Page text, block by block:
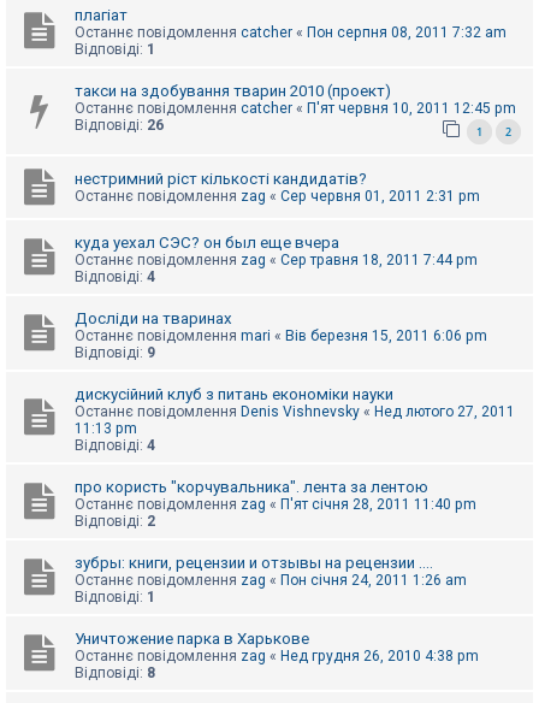
о
о
плагіат
Останнє повідомлення catcher « Пон серпня 08, 2011 7:32 am
Відповіді: 1
такси на здобування тварин 2010 (проект)
Останнє повідомлення catcher « П'ят червня 10, 2011 12:45 pm
Відповіді: 26 1 2
нестримний ріст кількості кандидатів?
Останнє повідомлення zag « Сер червня 01, 2011 2:31 pm
куда уехал СЭС? он был еще вчера
Останнє повідомлення zag « Сер травня 18, 2011 7:44 pm
Відповіді: 4
Досліди на тваринах
Останнє повідомлення mari « Вів березня 15, 2011 6:06 pm
Відповіді: 9
дискусійний клуб з питань економіки науки
Останнє повідомлення Denis Vishnevsky « Нед лютого 27, 2011
11:13 pm
Відповіді: 4
про користь "корчувальника". лента за лентою
Останнє повідомлення zag « П'ят січня 28, 2011 11:40 pm
Відповіді: 2
зубры: книги, рецензии и отзывы на рецензии ....
Останнє повідомлення zag « Пон січня 24, 2011 1:26 am
Відповіді: 1
Уничтожение парка в Харькове
Останнє повідомлення zag « Нед грудня 26, 2010 4:38 pm
Відповіді: 8